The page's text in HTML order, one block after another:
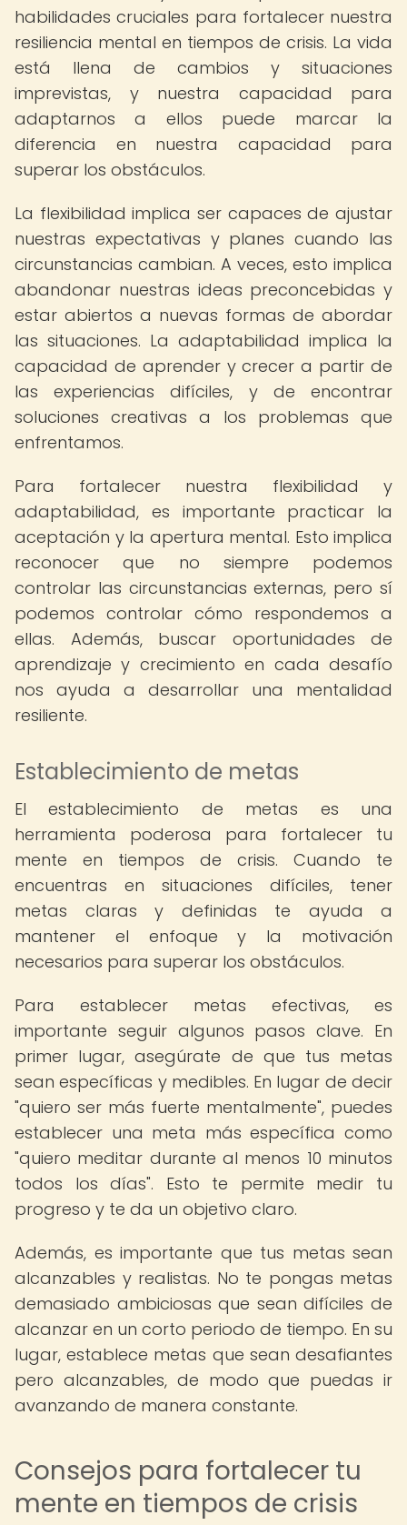
habilidades cruciales para fortalecer nuestra
resiliencia mental en tiempos de crisis. La vida
está llena de cambios y situaciones
imprevistas, y nuestra capacidad para
adaptarnos a ellos puede marcar la
diferencia en nuestra capacidad para
superar los obstáculos.
La flexibilidad implica ser capaces de ajustar
nuestras expectativas y planes cuando las
circunstancias cambian. A veces, esto implica
abandonar nuestras ideas preconcebidas y
estar abiertos a nuevas formas de abordar
las situaciones. La adaptabilidad implica la
capacidad de aprender y crecer a partir de
las experiencias difíciles, y de encontrar
soluciones creativas a los problemas que
enfrentamos.
Para fortalecer nuestra flexibilidad y
adaptabilidad, es importante practicar la
aceptación y la apertura mental. Esto implica
reconocer que no siempre podemos
controlar las circunstancias externas, pero sí
podemos controlar cómo respondemos a
ellas. Además, buscar oportunidades de
aprendizaje y crecimiento en cada desafío
nos ayuda a desarrollar una mentalidad
resiliente.
Establecimiento de metas
El establecimiento de metas es una
herramienta poderosa para fortalecer tu
mente en tiempos de crisis. Cuando te
encuentras en situaciones difíciles, tener
metas claras y definidas te ayuda a
mantener el enfoque y la motivación
necesarios para superar los obstáculos.
Para establecer metas efectivas, es
importante seguir algunos pasos clave. En
primer lugar, asegúrate de que tus metas
sean específicas y medibles. En lugar de decir
"quiero ser más fuerte mentalmente", puedes
establecer una meta más específica como
"quiero meditar durante al menos 10 minutos
todos los días". Esto te permite medir tu
progreso y te da un objetivo claro.
Además, es importante que tus metas sean
alcanzables y realistas. No te pongas metas
demasiado ambiciosas que sean difíciles de
alcanzar en un corto periodo de tiempo. En su
lugar, establece metas que sean desafiantes
pero alcanzables, de modo que puedas ir
avanzando de manera constante.
Consejos para fortalecer tu
mente en tiempos de crisis